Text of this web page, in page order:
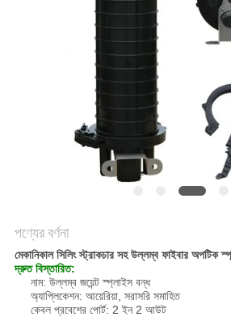
পণ্যের বর্ণনা
মেকানিকাল সিলিং স্ট্রাকচার সহ উল্লম্ব ফাইবার অপটিক
দ্রুত বিস্তারিত:
নাম: উল্লম্ব জয়েন্ট স্প্লাইস বন্ধ
অ্যাপ্লিকেশন: আয়েরিয়া, সরাসরি সমাহিত
কেবল প্রবেশের পোর্ট: 2 ইন 2 আউট